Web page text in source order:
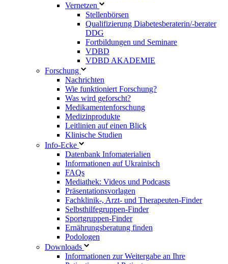
Vernetzen
Stellenbörsen
Qualifizierung Diabetesberaterin/­-berater
DDG
Fortbildungen und Seminare
VDBD
VDBD AKADEMIE
Forschung
Nachrichten
Wie funktioniert Forschung?
Was wird geforscht?
Medikamentenforschung
Medizinprodukte
Leitlinien auf einen Blick
Klinische Studien
Info-Ecke
Datenbank Infomaterialien
Informationen auf Ukrainisch
FAQs
Mediathek: Videos und Podcasts
Präsentationsvorlagen
Fachklinik-, Arzt- und Therapeuten-Finder
Selbsthilfegruppen-Finder
Sportgruppen-Finder
Ernährungsberatung finden
Podologen
Downloads
Informationen zur Weitergabe an Ihre